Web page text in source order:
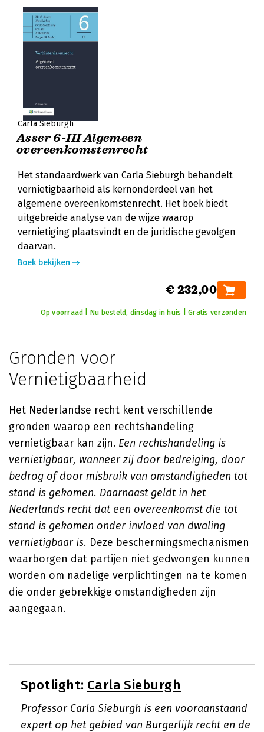
Carla Sieburgh
Asser 6-III Algemeen
overeenkomstenrecht
Het standaardwerk van Carla Sieburgh behandelt
vernietigbaarheid als kernonderdeel van het
algemene overeenkomstenrecht. Het boek biedt
uitgebreide analyse van de wijze waarop
vernietiging plaatsvindt en de juridische gevolgen
daarvan.
Boek bekijken
€ 232,00
Op voorraad | Nu besteld, dinsdag in huis | Gratis verzonden
Gronden voor
Vernietigbaarheid
Het Nederlandse recht kent verschillende
gronden waarop een rechtshandeling
vernietigbaar kan zijn. Een rechtshandeling is
vernietigbaar, wanneer zij door bedreiging, door
bedrog of door misbruik van omstandigheden tot
stand is gekomen. Daarnaast geldt in het
Nederlands recht dat een overeenkomst die tot
stand is gekomen onder invloed van dwaling
vernietigbaar is. Deze beschermingsmechanismen
waarborgen dat partijen niet gedwongen kunnen
worden om nadelige verplichtingen na te komen
die onder gebrekkige omstandigheden zijn
aangegaan.
Spotlight: Carla Sieburgh
Professor Carla Sieburgh is een vooraanstaand
expert op het gebied van Burgerlijk recht en de